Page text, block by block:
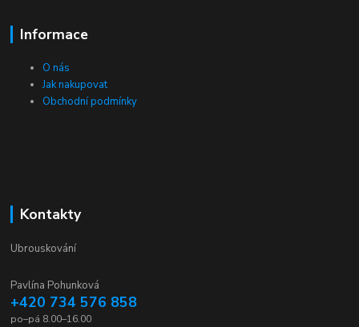
Informace
O nás
Jak nakupovat
Obchodní podmínky
Kontakty
Ubrouskování
Pavlína Pohunková
+420 734 576 858
po–pá 8.00–16.00